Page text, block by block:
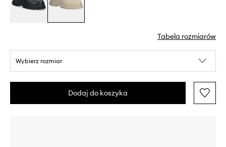
Tabela rozmiarów
Wybierz rozmiar
Dodaj do koszyka